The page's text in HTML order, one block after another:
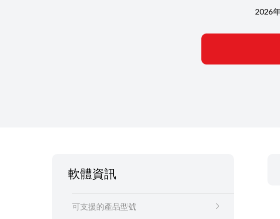
2026
軟體資訊
可支援的產品型號